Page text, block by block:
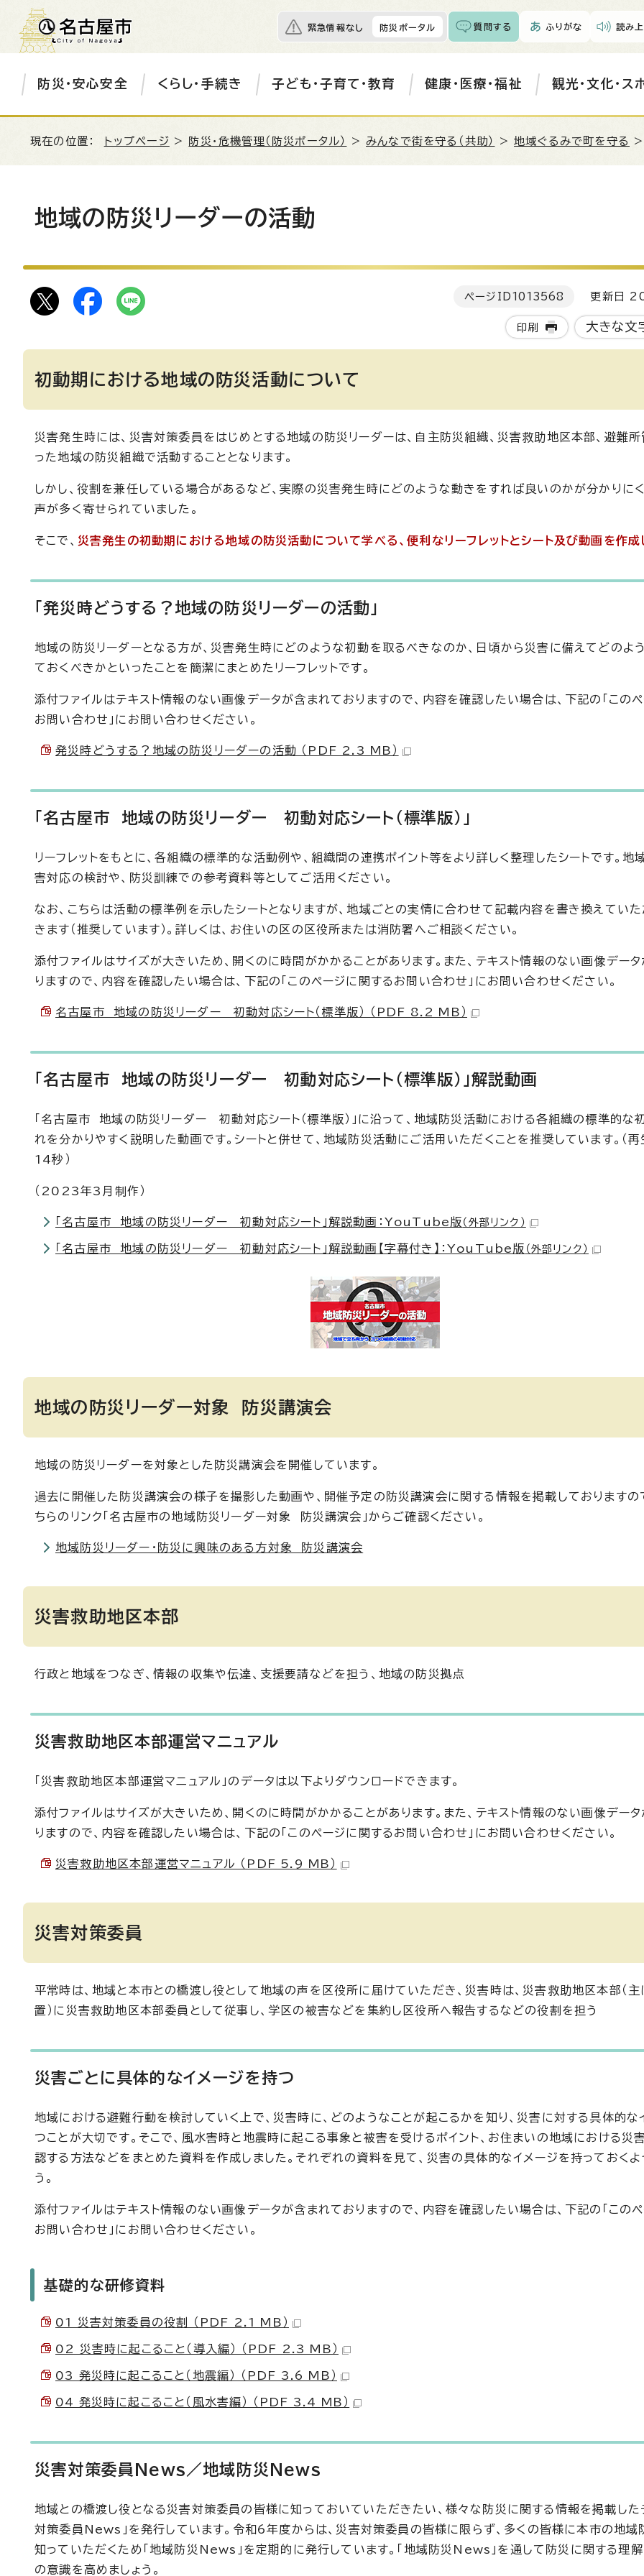
緊急情報なし 防災ポータル 質問する ふりがな 読み
防災・安心安全 くらし・手続き 子ども・子育て・教育 健康・医療・福祉 観光・文化・ス
現在の位置： トップページ > 防災・危機管理（防災ポータル） > みんなで街を守る（共助） >地域ぐるみで町を守る >
地域の防災リーダーの活動
ページID 1013568 更新日
印刷 大きな文
初動期における地域の防災活動について
災害発生時には、災害対策委員をはじめとする地域の防災リーダーは、自主防災組織、災害救助地区本部、避難
った地域の防災組織で活動することとなります。
しかし、役割を兼任している場合があるなど、実際の災害発生時にどのような動きをすれば良いのかが分かりに
声が多く寄せられていました。
そこで、 災害発生の初動期における地域の防災活動について学べる、便利なリーフレットとシート及び動画を作成
「発災時どうする？地域の防災リーダーの活動」
地域の防災リーダーとなる方が、災害発生時にどのような初動を取るべきなのか、日頃から災害に備えてどのよ
ておくべきかといったことを簡潔にまとめたリーフレットです。
添付ファイルはテキスト情報のない画像データが含まれておりますので、内容を確認したい場合は、下記の「この
お問い合わせ」にお問い合わせください。
発災時どうする？地域の防災リーダーの活動 （PDF 2.3 MB）
「名古屋市 地域の防災リーダー 初動対応シート（標準版）」
リーフレットをもとに、各組織の標準的な活動例や、組織間の連携ポイント等をより詳しく整理したシートです。地
害対応の検討や、防災訓練での参考資料等としてご活用ください。
なお、こちらは活動の標準例を示したシートとなりますが、地域ごとの実情に合わせて記載内容を書き換えていた
きます（推奨しています）。詳しくは、お住いの区の区役所または消防署へご相談ください。
添付ファイルはサイズが大きいため、開くのに時間がかかることがあります。また、テキスト情報のない画像デー
りますので、内容を確認したい場合は、下記の「このページに関するお問い合わせ」にお問い合わせください。
名古屋市 地域の防災リーダー 初動対応シート（標準版） （PDF 8.2 MB）
「名古屋市 地域の防災リーダー 初動対応シート（標準版）」解説動画
「名古屋市 地域の防災リーダー 初動対応シート（標準版）」に沿って、地域防災活動における各組織の標準的な
れを分かりやすく説明した動画です。シートと併せて、地域防災活動にご活用いただくことを推奨しています。（
14秒）
（2023年3月制作）
「名古屋市 地域の防災リーダー 初動対応シート」解説動画：YouTube版 （外部リンク）
「名古屋市 地域の防災リーダー 初動対応シート」解説動画【字幕付き】：YouTube版 （外部リンク）
地域の防災リーダー対象 防災講演会
地域の防災リーダーを対象とした防災講演会を開催しています。
過去に開催した防災講演会の様子を撮影した動画や、開催予定の防災講演会に関する情報を掲載しておりますの
ちらのリンク「名古屋市の地域防災リーダー対象 防災講演会」からご確認ください。
地域防災リーダー・防災に興味のある方対象 防災講演会
災害救助地区本部
行政と地域をつなぎ、情報の収集や伝達、支援要請などを担う、地域の防災拠点
災害救助地区本部運営マニュアル
「災害救助地区本部運営マニュアル」のデータは以下よりダウンロードできます。
添付ファイルはサイズが大きいため、開くのに時間がかかることがあります。また、テキスト情報のない画像デー
りますので、内容を確認したい場合は、下記の「このページに関するお問い合わせ」にお問い合わせください。
災害救助地区本部運営マニュアル （PDF 5.9 MB）
災害対策委員
平常時は、地域と本市との橋渡し役として地域の声を区役所に届けていただき、災害時は、災害救助地区本部（
置）に災害救助地区本部委員として従事し、学区の被害などを集約し区役所へ報告するなどの役割を担う
災害ごとに具体的なイメージを持つ
地域における避難行動を検討していく上で、災害時に、どのようなことが起こるかを知り、災害に対する具体的な
つことが大切です。そこで、風水害時と地震時に起こる事象と被害を受けるポイント、お住まいの地域における災
認する方法などをまとめた資料を作成しました。それぞれの資料を見て、災害の具体的なイメージを持っておくよ
う。
添付ファイルはテキスト情報のない画像データが含まれておりますので、内容を確認したい場合は、下記の「この
お問い合わせ」にお問い合わせください。
基礎的な研修資料
01 災害対策委員の役割 （PDF 2.1 MB）
02 災害時に起こること（導入編） （PDF 2.3 MB）
03 発災時に起こること（地震編） （PDF 3.6 MB）
04 発災時に起こること（風水害編） （PDF 3.4 MB）
災害対策委員News／地域防災News
地域との橋渡し役となる災害対策委員の皆様に知っておいていただきたい、様々な防災に関する情報を掲載した
対策委員News」を発行しています。令和6年度からは、災害対策委員の皆様に限らず、多くの皆様に本市の地域
知っていただくため「地域防災News」を定期的に発行しています。「地域防災News」を通して防災に関する理解
の意識を高めましょう。